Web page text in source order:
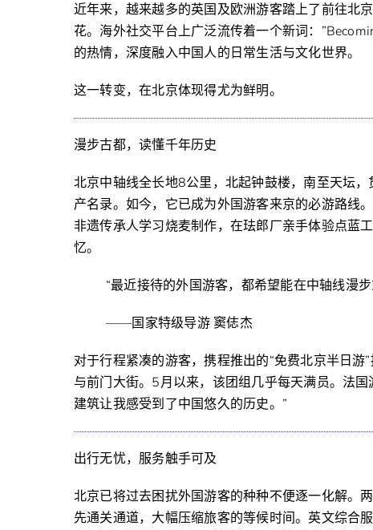
近年来，越来越多的英国及欧洲游客踏上了前往北
花。海外社交平台上广泛流传着一个新词：
的热情，深度融入中国人的日常生活与文化世界。
这一转变，在北京体现得尤为鲜明。
漫步古都，读懂千年历史
北京中轴线全长地8公里，北起钟鼓楼，南至天坛
产名录。如今，它已成为外国游客来京的必游路线
非遗传承人学习烧麦制作，在珐郎厂亲手体验点
忆。
“最近接待的外国游客，都希望能在中轴线漫
——国家特级导游 窦俧杰
对于行程紧凑的游客，携程推出的“免费北京半日
与前门大街。5月以来，该团组几乎每天满员。法
建筑让我感受到了中国悠久的历史。”
出行无忧，服务触手可及
北京已将过去困扰外国游客的种种不便逐一化解。
先通关通道，大幅压缩旅客的等候时间。英文综合